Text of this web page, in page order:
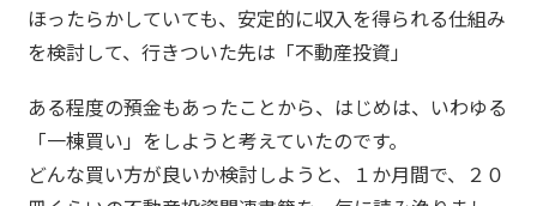
ほったらかしていても、安定的に収入を得られる仕組み
を検討して、行きついた先は「不動産投資」
ある程度の預金もあったことから、はじめは、いわゆる
「一棟買い」をしようと考えていたのです。
どんな買い方が良いか検討しようと、１か月間で、２０